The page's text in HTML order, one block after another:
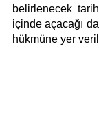
belirlenecek
içinde açacağı
hükmüne yer